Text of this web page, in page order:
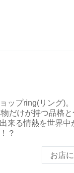
ップring(リング)
だけが持つ品格
来る情熱を世界中
？
お店に